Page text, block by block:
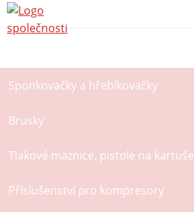
Sponkovačky a hřebíkovačky
Brusky
Tlakové maznice, pistole na kartuše
Příslušenství pro kompresory